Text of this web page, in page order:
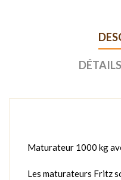
Maturateur 1000 kg
Les maturateurs Fritz